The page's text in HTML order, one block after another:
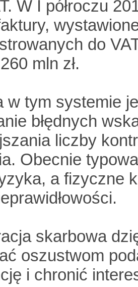
W I półroczu
do
mln zł.
w tym systemie
błędnych
liczby
Obecnie
a fizyczne
skarbowa
oszustwom
i chronić